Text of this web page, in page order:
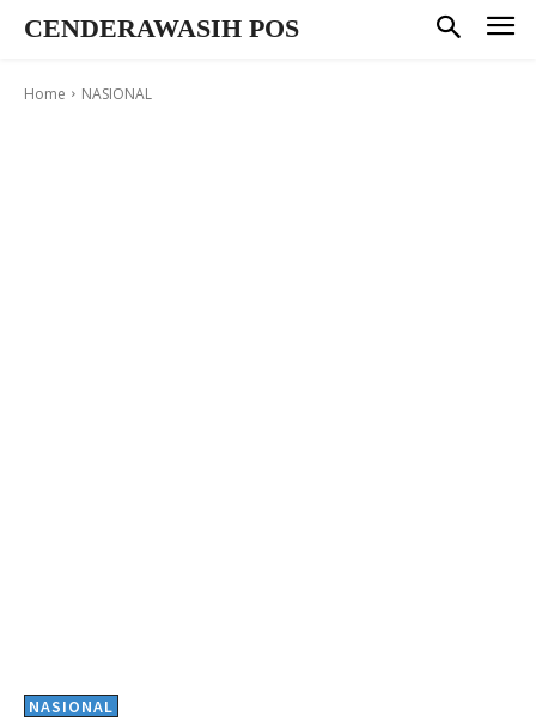
CENDERAWASIH POS
Home NASIONAL
NASIONAL